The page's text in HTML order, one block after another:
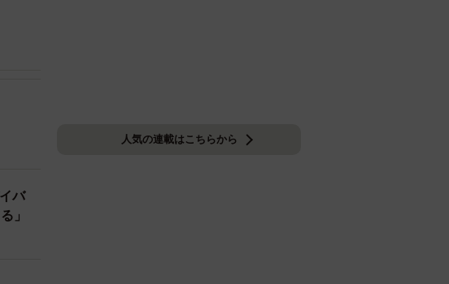
集の
後3
バ
」
人気の連載はこちらから